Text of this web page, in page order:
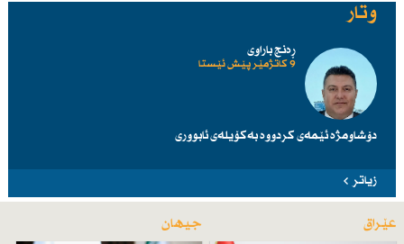
وتار
ڕەنج باراوی
9 کاتژمێر پێش ئێستا
دۆشاومژە ئێمەی کردووە بەکۆیلەی ئابووری
زیاتر
عێراق جیهان